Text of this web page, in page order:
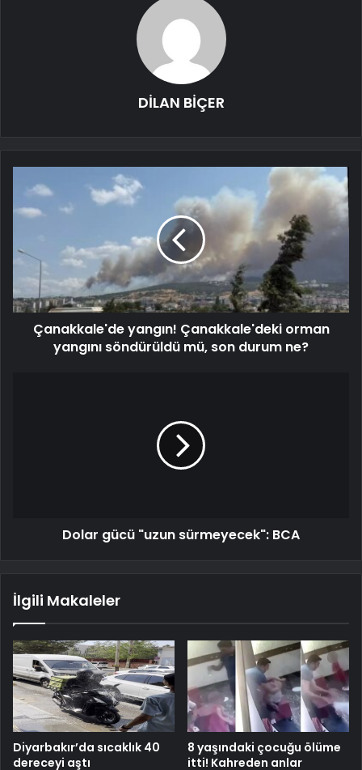
DİLAN BİÇER
Çanakkale'de yangın! Çanakkale'deki orman
yangını söndürüldü mü, son durum ne?
Dolar gücü "uzun sürmeyecek": BCA
İlgili Makaleler
Diyarbakır’da sıcaklık 40
dereceyi aştı
8 yaşındaki çocuğu ölüme
itti! Kahreden anlar